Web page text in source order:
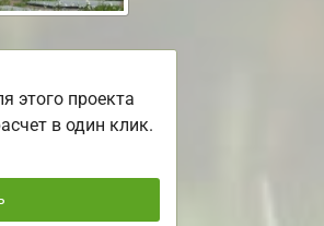
этого проекта
в один клик.